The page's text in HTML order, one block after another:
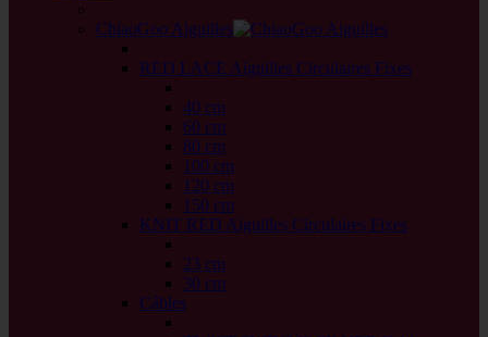
ChiaoGoo Aiguilles
RED LACE Aiguilles Circulaires Fixes
40 cm
60 cm
80 cm
100 cm
120 cm
150 cm
KNIT RED Aiguilles Circulaires Fixes
23 cm
30 cm
Câbles